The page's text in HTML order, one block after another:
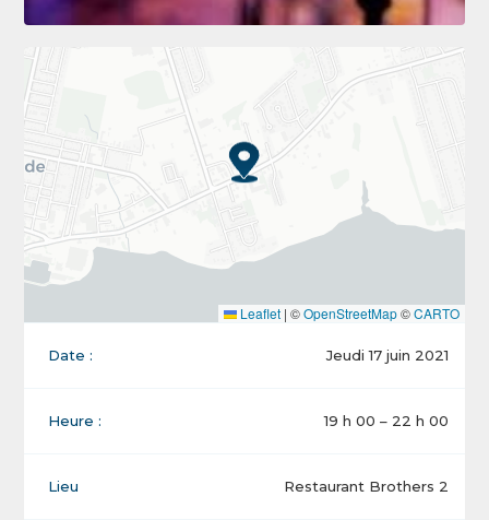
Leaflet | ©OpenStreetMap©CARTO
Date : Jeudi 17 juin 2021
Heure : 19 h 00 – 22 h 00
Lieu Restaurant Brothers 2